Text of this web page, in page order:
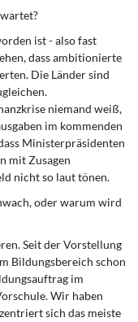
ist - also fast
dass ambitionierte
Die Länder sind
niemand weiß,
im kommenden
Ministerpräsidenten
mit Zusagen
nicht so laut tönen.
oder warum wird
Seit der Vorstellung
Bildungsbereich schon
im
Wir haben
sich das meiste